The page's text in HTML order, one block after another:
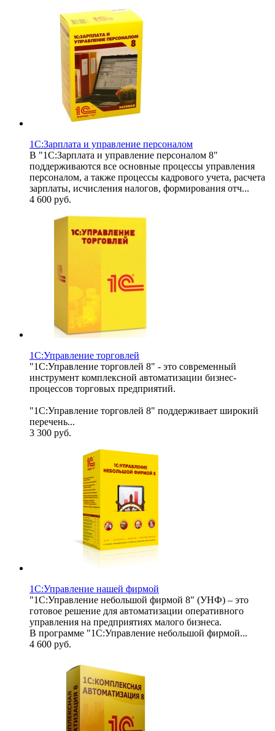
1С:Зарплата и управление персоналом
В "1С:Зарплата и управление персоналом 8"
поддерживаются все основные процессы управления
персоналом, а также процессы кадрового учета, расчета
зарплаты, исчисления налогов, формирования отч...
4 600 руб.
1С:Управление торговлей
"1С:Управление торговлей 8" - это современный
инструмент комплексной автоматизации бизнес-
процессов торговых предприятий.
"1С:Управление торговлей 8" поддерживает широкий
перечень...
3 300 руб.
1С:Управление нашей фирмой
"1С:Управление небольшой фирмой 8" (УНФ) – это
готовое решение для автоматизации оперативного
управления на предприятиях малого бизнеса.
В программе "1С:Управление небольшой фирмой...
4 600 руб.